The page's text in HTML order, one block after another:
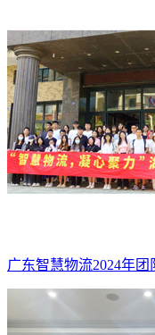
广东智慧物流2024年团